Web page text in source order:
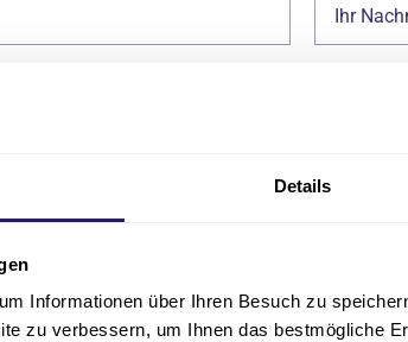
Details
Informationen über Ihren Besuch zu
zu verbessern, um Ihnen das bestmögliche